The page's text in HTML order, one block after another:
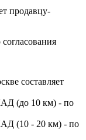
продавцу-
составляет
(до 10 км) - по
(10 - 20 км) - по